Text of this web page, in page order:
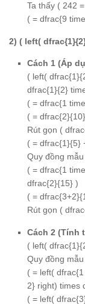
Ta thấy ( 242
( = dfrac{9
2) ( left(
Cách 1 (Áp
( left(
dfrac{1}{2}
( = dfrac{1
( =
Rút gọn (
( = dfrac{1}{5}
Quy đồng
( = dfrac{1
dfrac{2}{15} )
( =
Rút gọn (
Cách 2 (Tính
( left(
Quy đồng
( = left(
2} right) times
( = left(